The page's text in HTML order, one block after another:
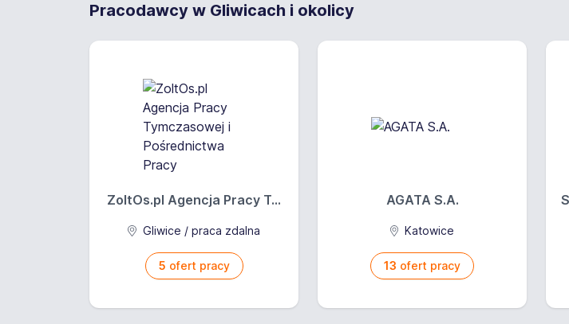
starszą w miejscu zamieszkania; dodatkowo - sprzątanie,
wymiar etatu do uzgodnienia;
Wymagania
Wykształcenie: brak lub niepełne podstawowe
Wynagrodzenie brutto: od 22,8 PLN
Opis wynagrodzenia: zł bruto/h
Pracodawcy w Gliwicach i okolicy
ZoltOs.pl Agencja Pracy T...
Gliwice / praca zdalna
5 ofert pracy
AGATA S.A.
Katowice
13 ofert pracy